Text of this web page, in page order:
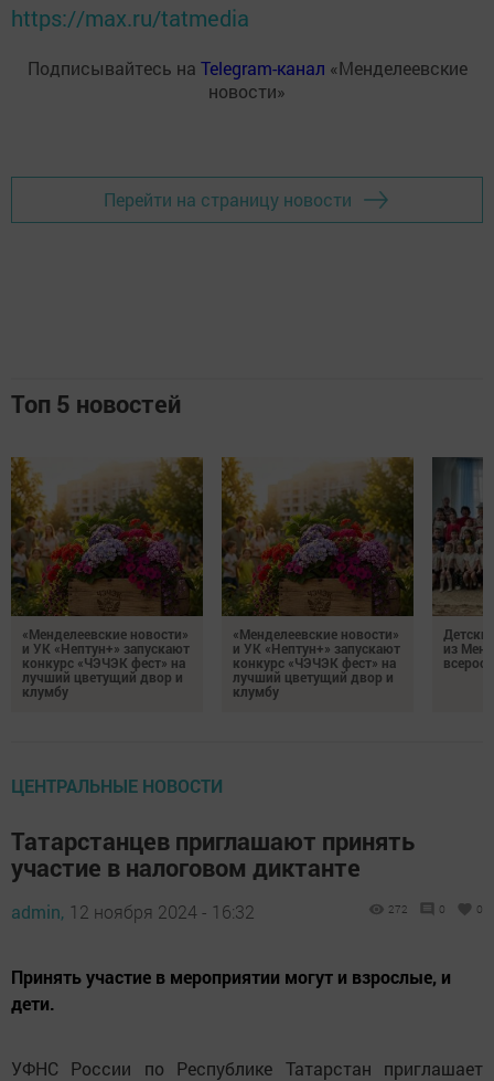
https://max.ru/tatmedia
Подписывайтесь на Telegram-канал «Менделеевские
новости»
Перейти на страницу новости
Топ 5 новостей
«Менделеевские новости»
и УК «Нептун+» запускают
конкурс «ЧЭЧЭК фест» на
лучший цветущий двор и
клумбу
«Менделеевские новости»
и УК «Нептун+» запускают
конкурс «ЧЭЧЭК фест» на
лучший цветущий двор и
клумбу
из
ЦЕНТРАЛЬНЫЕ НОВОСТИ
Татарстанцев приглашают принять
участие в налоговом диктанте
admin, 12 ноября 2024 - 16:32 272 0 0
Принять участие в мероприятии могут и взрослые, и
дети.
УФНС России по Республике Татарстан приглашает